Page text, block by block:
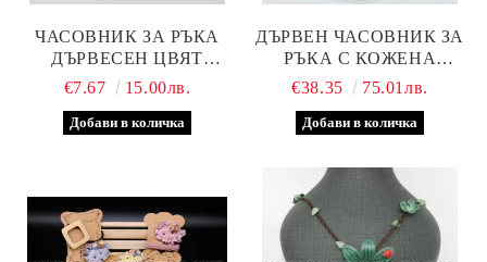
ЧАСОВНИК ЗА РЪКА
ДЪРВЕСЕН ЦВЯТ
МАРКА 'PINBO', МОДЕЛ
€7.67 15.00лв.
ДЪРВЕН ЧАСОВНИК ЗА
РЪКА С КОЖЕНА
КАИШКА, МОДЕЛ ПЕТ
€38.35 75.01лв.